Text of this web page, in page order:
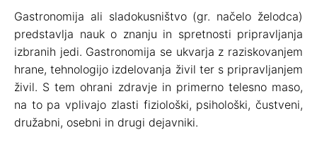
Gastronomija ali sladokusništvo (gr. načelo želodca)
predstavlja nauk o znanju in spretnosti pripravljanja
izbranih jedi. Gastronomija se ukvarja z raziskovanjem
hrane, tehnologijo izdelovanja živil ter s pripravljanjem
živil. S tem ohrani zdravje in primerno telesno maso,
na to pa vplivajo zlasti fiziološki, psihološki, čustveni,
družabni, osebni in drugi dejavniki.